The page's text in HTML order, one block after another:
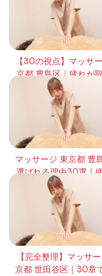
【30の視点】マッサ
京都 豊島区｜疲れが
い本当の理由と回復の
方
マッサージ 東京都 豊
選ばれる理由30選｜
緊張・回復の本質を徹
説
【完全整理】マッサ
京都 世田谷区｜30章